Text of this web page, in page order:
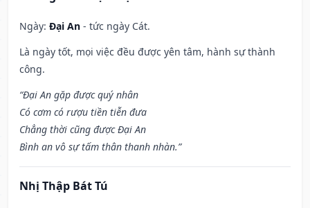
Ngày: Đại An - tức ngày Cát.
Là ngày tốt, mọi việc đều được yên tâm, hành sự thành
công.
“Đại An gặp được quý nhân
Có cơm có rượu tiền tiễn đưa
Chẳng thời cũng được Đại An
Bình an vô sự tấm thân thanh nhàn.”
Nhị Thập Bát Tú